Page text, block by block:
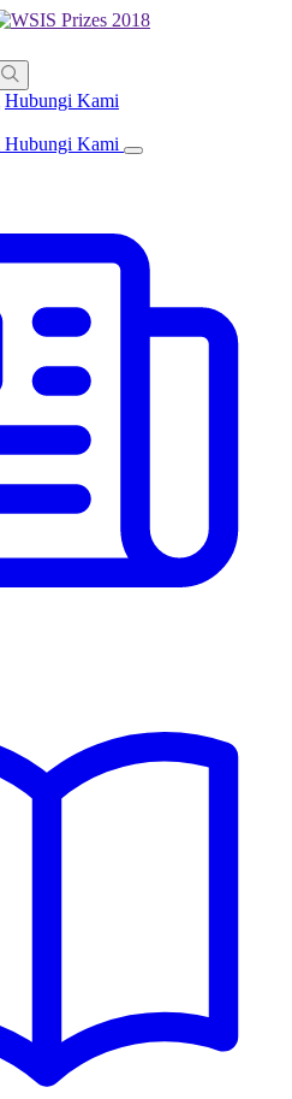
Hubungi Kami
Hubungi Kami